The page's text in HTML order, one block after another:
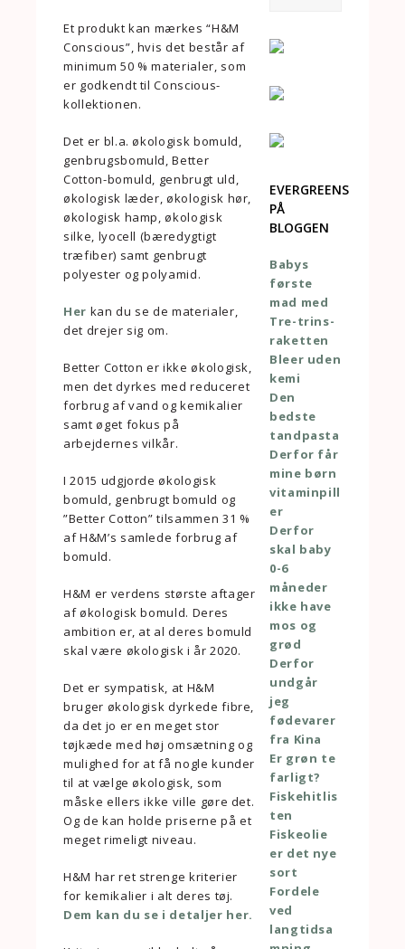
Et produkt kan mærkes “H&M
Conscious”, hvis det består af
minimum 50 % materialer, som
er godkendt til Conscious-
kollektionen.
Det er bl.a. økologisk bomuld,
genbrugsbomuld, Better
Cotton-bomuld, genbrugt uld,
økologisk læder, økologisk hør,
økologisk hamp, økologisk
silke, lyocell (bæredygtigt
træfiber) samt genbrugt
polyester og polyamid.
Her kan du se de materialer,
det drejer sig om.
Better Cotton er ikke økologisk,
men det dyrkes med reduceret
forbrug af vand og kemikalier
samt øget fokus på
arbejdernes vilkår.
I 2015 udgjorde økologisk
bomuld, genbrugt bomuld og
”Better Cotton” tilsammen 31 %
af H&M’s samlede forbrug af
bomuld.
H&M er verdens største aftager
af økologisk bomuld. Deres
ambition er, at al deres bomuld
skal være økologisk i år 2020.
Det er sympatisk, at H&M
bruger økologisk dyrkede fibre,
da det jo er en meget stor
tøjkæde med høj omsætning og
mulighed for at få nogle kunder
til at vælge økologisk, som
måske ellers ikke ville gøre det.
Og de kan holde priserne på et
meget rimeligt niveau.
H&M har ret strenge kriterier
for kemikalier i alt deres tøj.
Dem kan du se i detaljer her.
EVERGREENS
PÅ
BLOGGEN
Babys
første
mad med
Tre-trins-
raketten
Bleer uden
kemi
Den
bedste
tandpasta
Derfor får
mine børn
vitaminpill
er
Derfor
skal baby
0-6
måneder
ikke have
mos og
grød
Derfor
undgår
jeg
fødevarer
fra Kina
Er grøn te
farligt?
Fiskehitlis
ten
Fiskeolie
er det nye
sort
Fordele
ved
langtidsa